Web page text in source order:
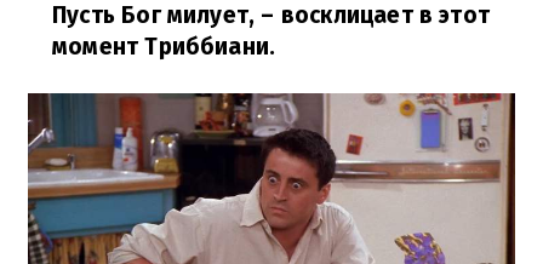
Пусть Бог милует, – восклицает в этот
момент Триббиани.